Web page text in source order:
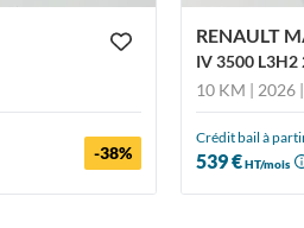
-38%
RENAULT
IV 3500 L3H2
10 KM | 2026
Crédit bail à
539 €HT/mois